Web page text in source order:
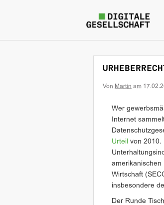
Von Martin am
Wer
Internet
Urteil
von 2010.
amerikanischen
Wirtschaft
insbesondere
Der Runde